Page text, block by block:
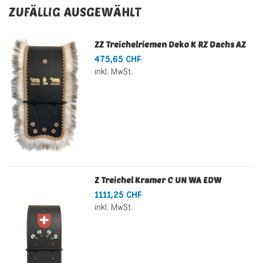
ZUFÄLLIG AUSGEWÄHLT
ZZ Treichelriemen Deko K RZ Dachs AZ
475,65 CHF
inkl. MwSt.
Z Treichel Kramer C UN WA EDW
1111,25 CHF
inkl. MwSt.